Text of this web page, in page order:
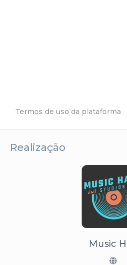
Termos de uso da plataforma
Realização
Music